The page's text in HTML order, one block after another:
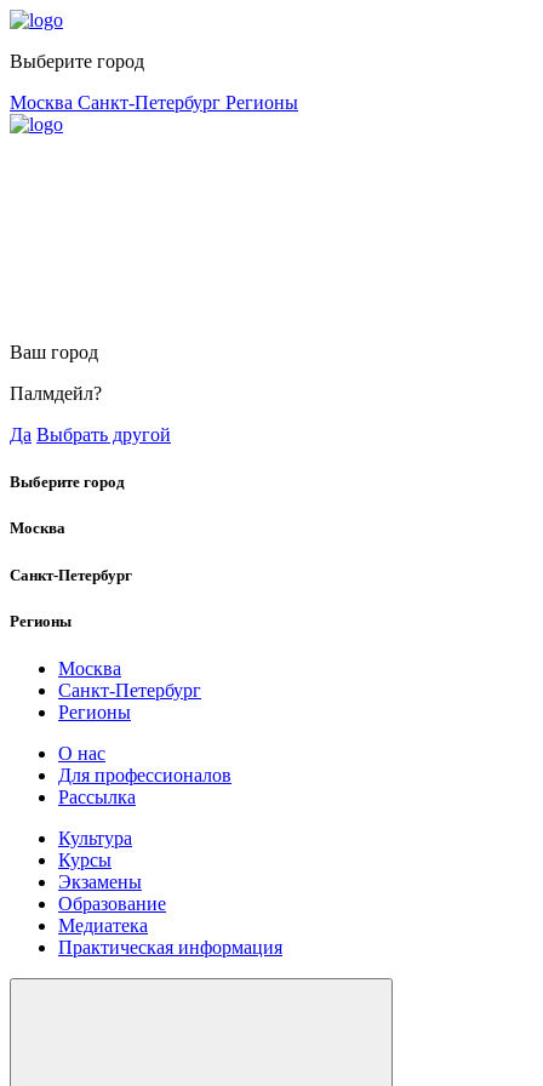
Выберите город
Москва Санкт-Петербург Регионы
Ваш город
Палмдейл?
Да Выбрать другой
Выберите город
Москва
Санкт-Петербург
Регионы
Москва
Санкт-Петербург
Регионы
О нас
Для профессионалов
Рассылка
Культура
Курсы
Экзамены
Образование
Медиатека
Практическая информация